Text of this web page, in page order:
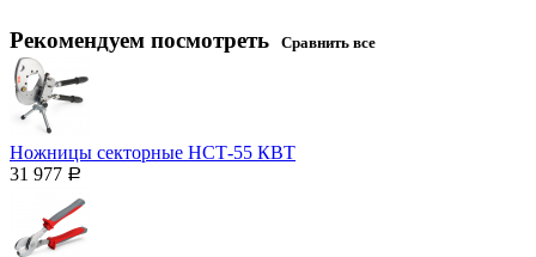
Рекомендуем посмотреть Сравнить все
Ножницы секторные НСТ-55 КВТ
31 977 Р